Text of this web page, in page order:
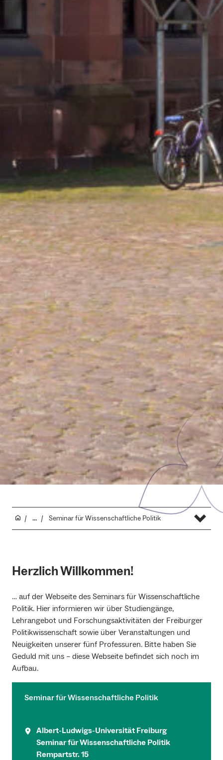
... Seminar für Wissenschaftliche Politik
Herzlich Willkommen!
… auf der Webseite des Seminars für Wissenschaftliche
Politik. Hier informieren wir über Studiengänge,
Lehrangebot und Forschungsaktivitäten der Freiburger
Politikwissenschaft sowie über Veranstaltungen und
Neuigkeiten unserer fünf Professuren. Bitte haben Sie
Geduld mit uns – diese Webseite befindet sich noch im
Aufbau.
Seminar für Wissenschaftliche Politik
Albert-Ludwigs-Universität Freiburg
Seminar für Wissenschaftliche Politik
Rempartstr. 15